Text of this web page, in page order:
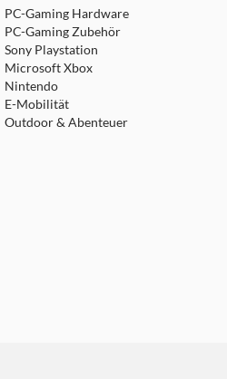
PC-Gaming Hardware
PC-Gaming Zubehör
Sony Playstation
Microsoft Xbox
Nintendo
E-Mobilität
Outdoor & Abenteuer